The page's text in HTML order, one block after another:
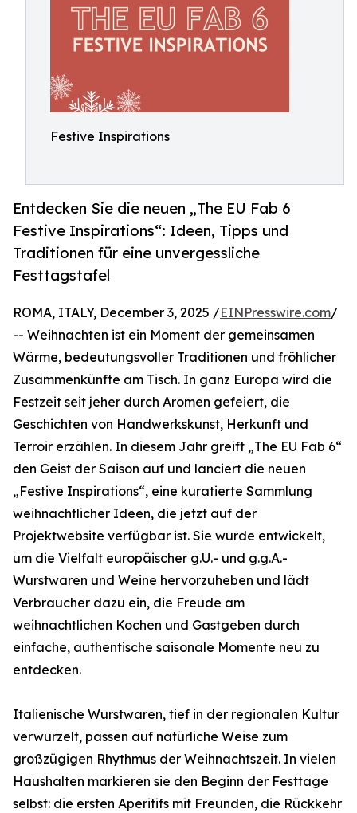
Festive Inspirations
Entdecken Sie die neuen „The EU Fab 6
Festive Inspirations“: Ideen, Tipps und
Traditionen für eine unvergessliche
Festtagstafel
ROMA, ITALY, December 3, 2025 /EINPresswire.com/
-- Weihnachten ist ein Moment der gemeinsamen
Wärme, bedeutungsvoller Traditionen und fröhlicher
Zusammenkünfte am Tisch. In ganz Europa wird die
Festzeit seit jeher durch Aromen gefeiert, die
Geschichten von Handwerkskunst, Herkunft und
Terroir erzählen. In diesem Jahr greift „The EU Fab 6“
den Geist der Saison auf und lanciert die neuen
„Festive Inspirations“, eine kuratierte Sammlung
weihnachtlicher Ideen, die jetzt auf der
Projektwebsite verfügbar ist. Sie wurde entwickelt,
um die Vielfalt europäischer g.U.- und g.g.A.-
Wurstwaren und Weine hervorzuheben und lädt
Verbraucher dazu ein, die Freude am
weihnachtlichen Kochen und Gastgeben durch
einfache, authentische saisonale Momente neu zu
entdecken.
Italienische Wurstwaren, tief in der regionalen Kultur
verwurzelt, passen auf natürliche Weise zum
großzügigen Rhythmus der Weihnachtszeit. In vielen
Haushalten markieren sie den Beginn der Festtage
selbst: die ersten Aperitifs mit Freunden, die Rückkehr